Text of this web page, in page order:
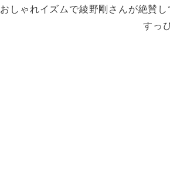
おしゃれイズムで綾野剛さんが絶賛
すっ